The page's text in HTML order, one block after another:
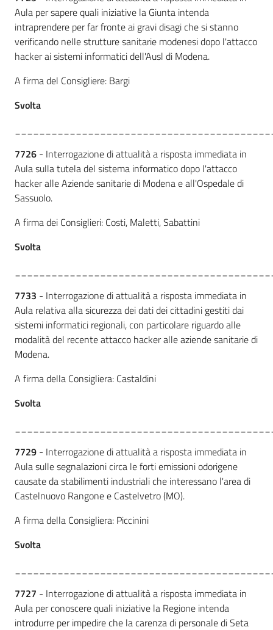
Aula per sapere quali iniziative la Giunta intenda
intraprendere per far fronte ai gravi disagi che si stanno
verificando nelle strutture sanitarie modenesi dopo l'attacco
hacker ai sistemi informatici dell'Ausl di Modena.
A firma del Consigliere: Bargi
Svolta
7726 - Interrogazione di attualità a risposta immediata in
Aula sulla tutela del sistema informatico dopo l'attacco
hacker alle Aziende sanitarie di Modena e all'Ospedale di
Sassuolo.
A firma dei Consiglieri: Costi, Maletti, Sabattini
Svolta
7733 - Interrogazione di attualità a risposta immediata in
Aula relativa alla sicurezza dei dati dei cittadini gestiti dai
sistemi informatici regionali, con particolare riguardo alle
modalità del recente attacco hacker alle aziende sanitarie di
Modena.
A firma della Consigliera: Castaldini
Svolta
7729 - Interrogazione di attualità a risposta immediata in
Aula sulle segnalazioni circa le forti emissioni odorigene
causate da stabilimenti industriali che interessano l'area di
Castelnuovo Rangone e Castelvetro (MO).
A firma della Consigliera: Piccinini
Svolta
7727 - Interrogazione di attualità a risposta immediata in
Aula per conoscere quali iniziative la Regione intenda
introdurre per impedire che la carenza di personale di Seta